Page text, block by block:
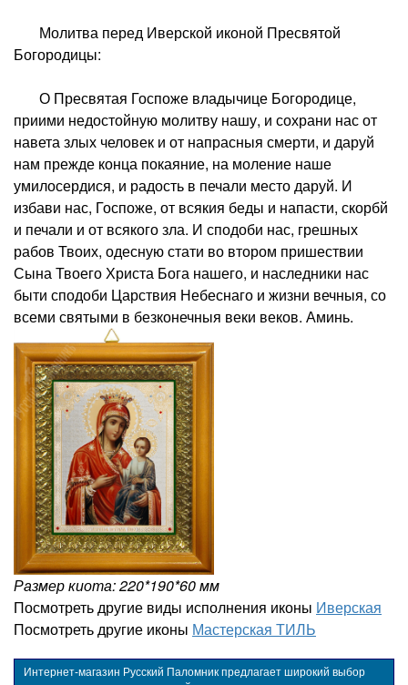
Молитва перед Иверской иконой Пресвятой
Богородицы:
О Пресвятая Госпоже владычице Богородице,
приими недостойную молитву нашу, и сохрани нас от
навета злых человек и от напрасныя смерти, и даруй
нам прежде конца покаяние, на моление наше
умилосердися, и радость в печали место даруй. И
избави нас, Госпоже, от всякия беды и напасти, скорбй
и печали и от всякого зла. И сподоби нас, грешных
рабов Твоих, одесную стати во втором пришествии
Сына Твоего Христа Бога нашего, и наследники нас
быти сподоби Царствия Небеснаго и жизни вечныя, со
всеми святыми в безконечныя веки веков. Аминь.
Размер киота: 220*190*60 мм
Посмотреть другие виды исполнения иконы Иверская
Посмотреть другие иконы Мастерская ТИЛЬ
Интернет-магазин Русский Паломник предлагает широкий выбор